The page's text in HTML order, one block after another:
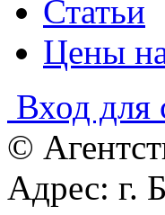
Статьи
Цены
Вход для
©
Адрес: г.